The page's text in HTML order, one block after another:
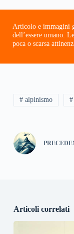
Articolo e immagini
dell’essere umano.
poca o scarsa
# alpinismo
Articoli correlati